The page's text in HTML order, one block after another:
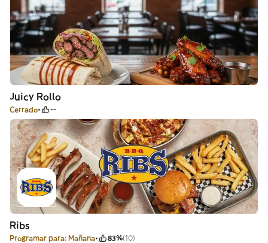
Juicy Rollo
Cerrado --
Ribs
Programar para: Mañana 83%(10)